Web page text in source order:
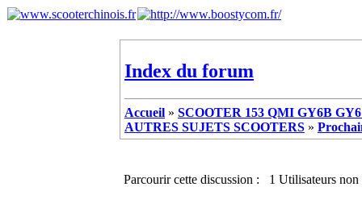
Index du forum
Accueil » SCOOTER 153 QMI GY6B
AUTRES SUJETS SCOOTERS »
Parcourir cette discussion : 1 Utilisateurs non